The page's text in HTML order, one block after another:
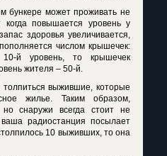
бункере может проживать не
повышается уровень у
здоровья увеличивается,
числом крышечек:
й уровень, то крышечек
жителя – 50-й.
толпиться выжившие, которые
жилье. Таким образом,
снаружи всегда стоит не
радиостанция посылает
10 выживших, то она